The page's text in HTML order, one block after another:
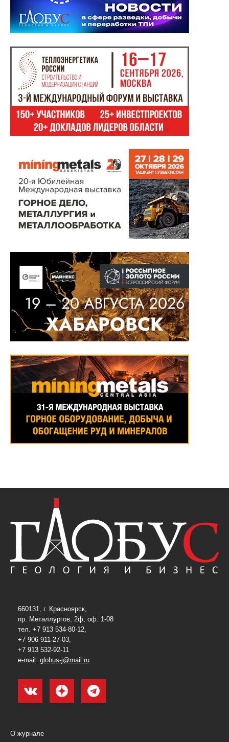
660131, г. Красноярск,
пр. Металлургов, 2ф, оф. 1-08
тел. +7 913 534-80-12,
+7 906 911-27-03,
+7 913 532-92-11
e-mail: globus-j@mail.ru
О журнале